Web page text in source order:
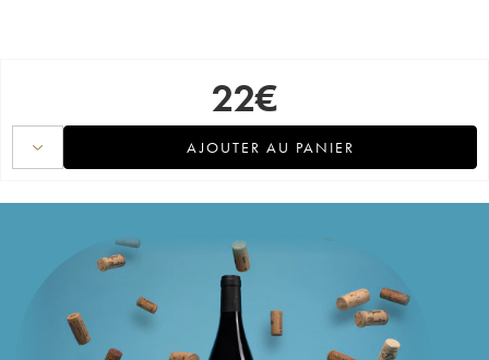
22€
AJOUTER AU PANIER